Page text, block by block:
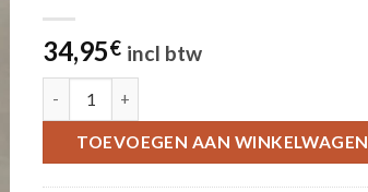
34,95€ incl btw
TOEVOEGEN AAN WINKELWAGEN